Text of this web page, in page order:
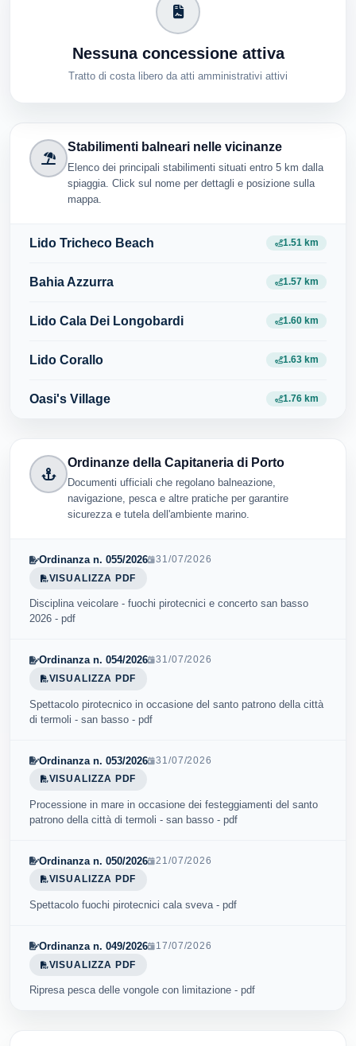
Nessuna concessione attiva
Tratto di costa libero da atti amministrativi attivi
Stabilimenti balneari nelle vicinanze
Elenco dei principali stabilimenti situati entro 5 km dalla
spiaggia. Click sul nome per dettagli e posizione sulla
mappa.
Lido Tricheco Beach 1.51 km
Bahia Azzurra 1.57 km
Lido Cala Dei Longobardi 1.60 km
Lido Corallo 1.63 km
Oasi's Village 1.76 km
Ordinanze della Capitaneria di Porto
Documenti ufficiali che regolano balneazione,
navigazione, pesca e altre pratiche per garantire
sicurezza e tutela dell'ambiente marino.
Ordinanza n. 055/2026
31/07/2026
VISUALIZZA PDF
Disciplina veicolare - fuochi pirotecnici e concerto san basso
2026 - pdf
Ordinanza n. 054/2026
31/07/2026
VISUALIZZA PDF
Spettacolo pirotecnico in occasione del santo patrono della città
di termoli - san basso - pdf
Ordinanza n. 053/2026
31/07/2026
VISUALIZZA PDF
Processione in mare in occasione dei festeggiamenti del santo
patrono della città di termoli - san basso - pdf
Ordinanza n. 050/2026
21/07/2026
VISUALIZZA PDF
Spettacolo fuochi pirotecnici cala sveva - pdf
Ordinanza n. 049/2026
17/07/2026
VISUALIZZA PDF
Ripresa pesca delle vongole con limitazione - pdf